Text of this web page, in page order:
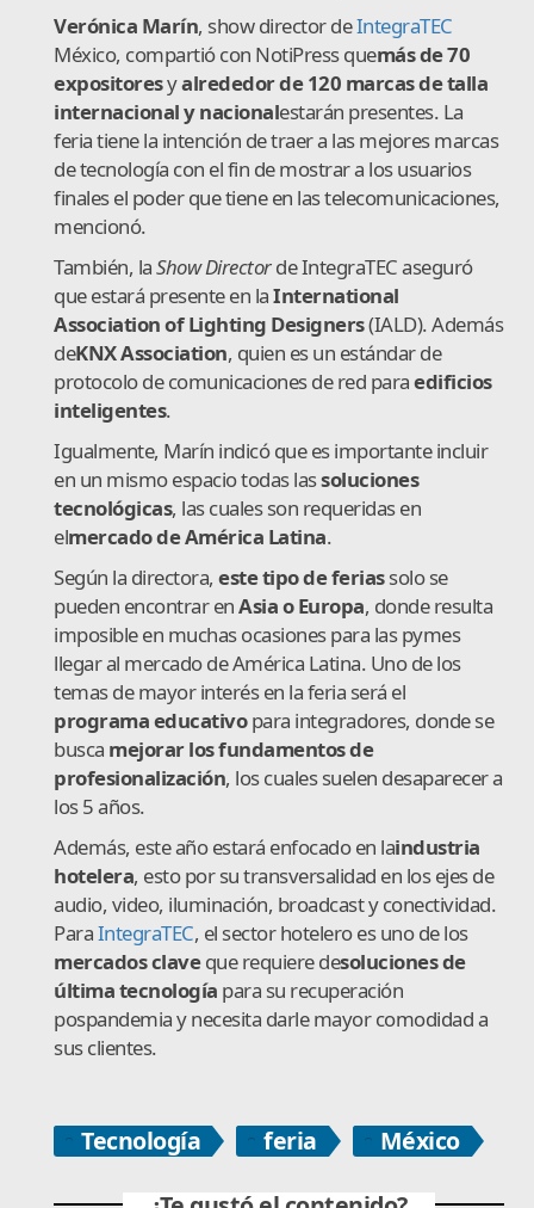
Verónica Marín, show director deIntegraTEC
México, compartió con NotiPress quemás de 70
expositoresyalrededor de 120 marcas de talla
internacional y nacionalestarán presentes. La
feria tiene la intención de traer a las mejores marcas
de tecnología con el fin de mostrar a los usuarios
finales el poder que tiene en las telecomunicaciones,
mencionó.
También, laShow Directorde IntegraTEC aseguró
que estará presente en laInternational
Association of Lighting Designers(IALD). Además
deKNX Association, quien es un estándar de
protocolo de comunicaciones de red paraedificios
inteligentes.
Igualmente, Marín indicó que es importante incluir
en un mismo espacio todas lassoluciones
tecnológicas, las cuales son requeridas en
elmercado de América Latina.
Según la directora, este tipo de feriassolo se
pueden encontrar enAsia o Europa, donde resulta
imposible en muchas ocasiones para las pymes
llegar al mercado de América Latina. Uno de los
temas de mayor interés en la feria será el
programa educativopara integradores, donde se
busca mejorar los fundamentos de
profesionalización, los cuales suelen desaparecer a
los 5 años.
Además, este año estará enfocado en laindustria
hotelera, esto por su transversalidad en los ejes de
audio, video, iluminación, broadcast y conectividad.
ParaIntegraTEC, el sector hotelero es uno de los
mercados claveque requiere desoluciones de
última tecnología para su recuperación
pospandemia y necesita darle mayor comodidad a
sus clientes.
Tecnología feria
México